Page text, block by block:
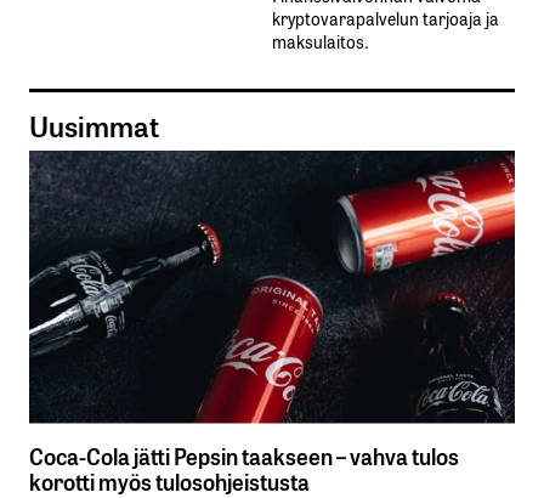
kryptovarapalvelun tarjoaja ja
maksulaitos.
Uusimmat
Coca-Cola jätti Pepsin taakseen – vahva tulos
korotti myös tulosohjeistusta